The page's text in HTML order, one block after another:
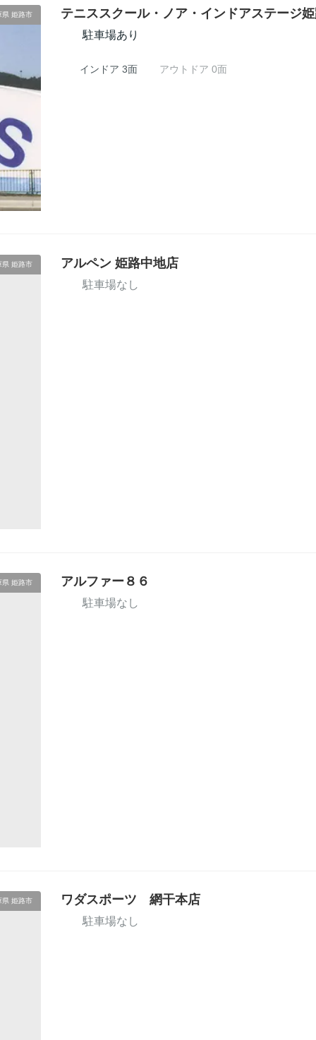
県 姫路市 テニススクール・ノア・インドアステージ
駐車場あり
インドア 3面 アウトドア 0面
県 姫路市 アルペン 姫路中地店
駐車場なし
県 姫路市 アルファー８６
駐車場なし
県 姫路市 ワダスポーツ 網干本店
駐車場なし